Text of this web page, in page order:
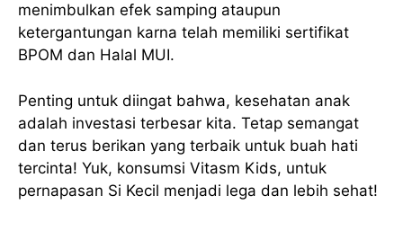
menimbulkan efek samping ataupun
ketergantungan karna telah memiliki sertifikat
BPOM dan Halal MUI.
Penting untuk diingat bahwa, kesehatan anak
adalah investasi terbesar kita. Tetap semangat
dan terus berikan yang terbaik untuk buah hati
tercinta! Yuk, konsumsi Vitasm Kids, untuk
pernapasan Si Kecil menjadi lega dan lebih sehat!